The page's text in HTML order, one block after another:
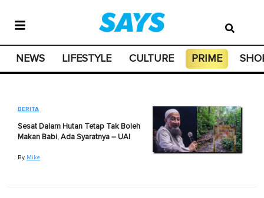
NEWS LIFESTYLE CULTURE PRIME
BERITA
Sesat Dalam Hutan Tetap Tak Boleh
Makan Babi, Ada Syaratnya – UAI
By Mike